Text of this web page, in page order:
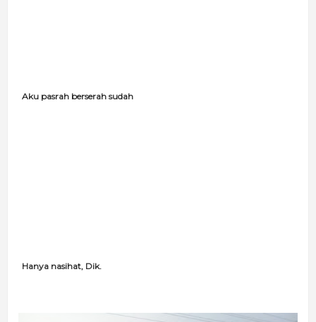
Aku pasrah berserah sudah
Hanya nasihat, Dik.